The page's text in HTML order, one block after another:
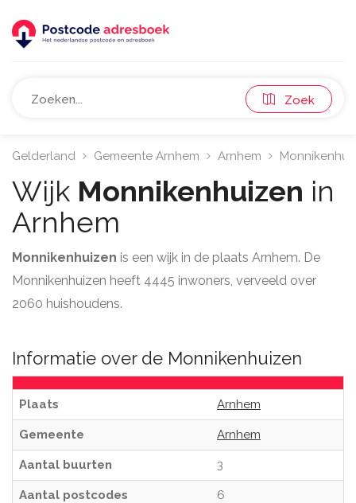
Zoek
Gelderland Gemeente Arnhem Arnhem
Wijk Monnikenhuizen in
Arnhem
Monnikenhuizen is een wijk in de plaats Arnhem. De
Monnikenhuizen heeft 4445 inwoners, verveeld over
2060 huishoudens.
Informatie over de Monnikenhuizen
Plaats Arnhem
Gemeente Arnhem
Aantal buurten 3
Aantal postcodes 6